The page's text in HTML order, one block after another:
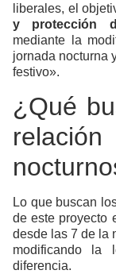
liberales, el
y protección
mediante la
jornada nocturna
festivo».
¿Qué
Lo que buscan
de este proyecto
desde las 7 de la
modificando
diferencia.